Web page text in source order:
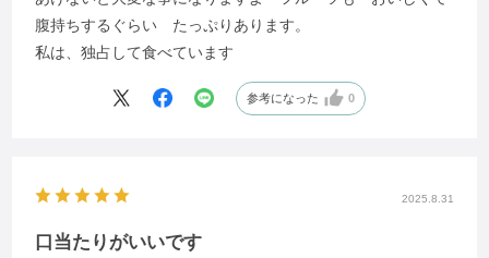
腹持ちするぐらい たっぷりあります。
私は、独占して食べています
参考になった 0
2025.8.31
口当たりがいいです